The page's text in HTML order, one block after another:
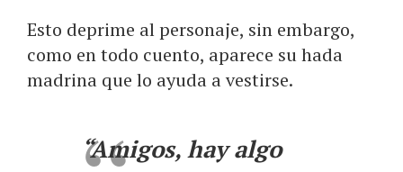
Esto deprime al personaje, sin embargo,
como en todo cuento, aparece su hada
madrina que lo ayuda a vestirse.
“Amigos, hay algo